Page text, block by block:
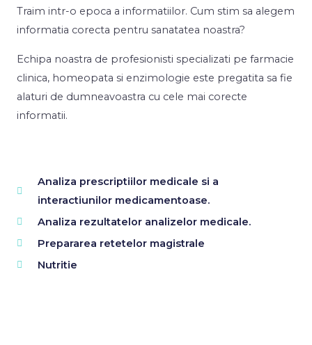
Traim intr-o epoca a informatiilor. Cum stim sa alegem
informatia corecta pentru sanatatea noastra?
Echipa noastra de profesionisti specializati pe farmacie
clinica, homeopata si enzimologie este pregatita sa fie
alaturi de dumneavoastra cu cele mai corecte
informatii.
Analiza prescriptiilor medicale si a
interactiunilor medicamentoase.
Analiza rezultatelor analizelor medicale.
Prepararea retetelor magistrale
Nutritie